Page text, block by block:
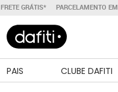
FRETE GRÁTIS* PARCELAMENTO
PAIS CLUBE DAFITI